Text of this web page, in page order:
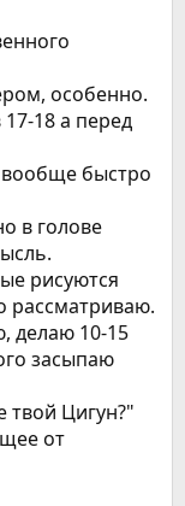
особенно.
18 а перед
вообще быстро
в голове
рисуются
рассматриваю.
делаю 10-15
засыпаю
твой Цигун?"
от